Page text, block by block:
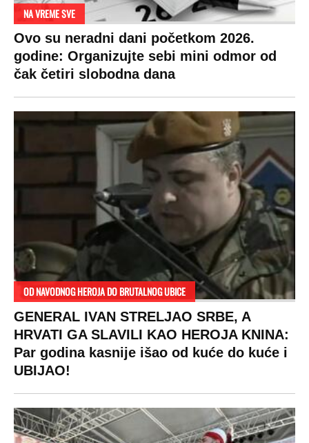
NA VREME SVE
Ovo su neradni dani početkom 2026.
godine: Organizujte sebi mini odmor od
čak četiri slobodna dana
OD NAVODNOG HEROJA DO BRUTALNOG UBICE
GENERAL IVAN STRELJAO SRBE, A
HRVATI GA SLAVILI KAO HEROJA KNINA:
Par godina kasnije išao od kuće do kuće i
UBIJAO!